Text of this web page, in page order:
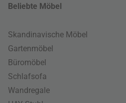
Beliebte Möbel
Skandinavische Möbel
Gartenmöbel
Büromöbel
Schlafsofa
Wandregale